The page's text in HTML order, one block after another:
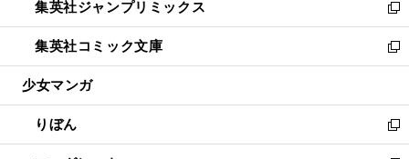
く
で
開
く
ド
ウ
で
開
ィ
ン
ド
ウ
開
く
い
ウ
ィ
ン
ウ
で
開
集英社ジャンプリミックス
新
し
い
ウ
ン
ド
ウ
集英社コミック文庫
新
し
ウ
ィ
ン
少女マンガ
りぼん
新
し